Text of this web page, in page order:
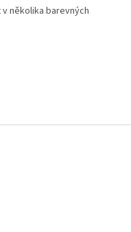
několika barevných